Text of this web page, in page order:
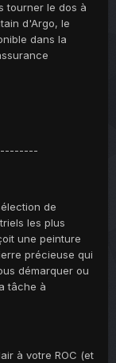
tourner le dos à
d'Argo, le
dans la
de
les plus
une peinture
précieuse qui
démarquer ou
tâche à
à votre ROC (et